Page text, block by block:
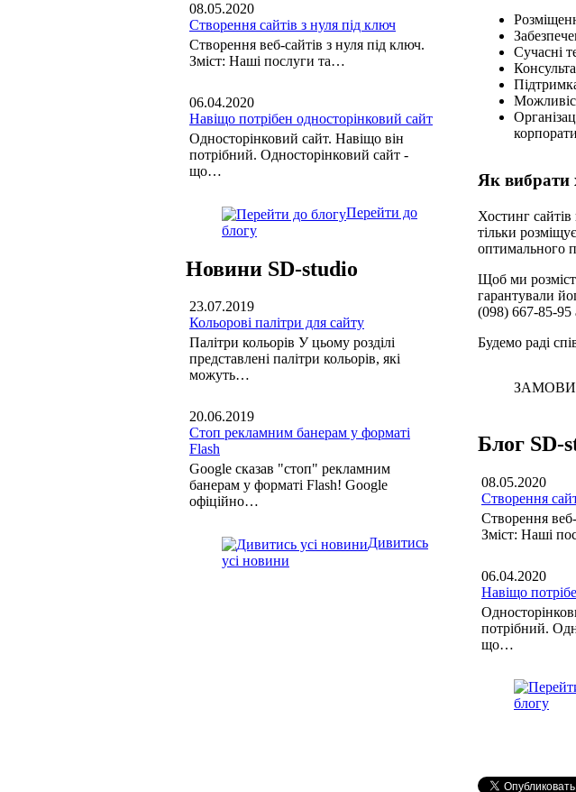
Сучасні
Як вибрати
Хостинг
тільки
оптимального
Щоб ми
гарантували
(098) 667-85-
Будемо раді
Блог SD-
08.05.2020
Створення
Створення
Зміст: Наші
06.04.2020
Навіщо
потрібний.
що…
блогу
08.05.2020
Створення сайтів з нуля під ключ
Створення веб-сайтів з нуля під ключ.
Зміст: Наші послуги та…
06.04.2020
Навіщо потрібен односторінковий сайт
Односторінковий сайт. Навіщо він
потрібний. Односторінковий сайт -
що…
Перейти до
блогу
Новини SD-studio
23.07.2019
Кольорові палітри для сайту
Палітри кольорів У цьому розділі
представлені палітри кольорів, які
можуть…
20.06.2019
Стоп рекламним банерам у форматі
Flash
Google сказав "стоп" рекламним
банерам у форматі Flash! Google
офіційно…
Дивитись
усі новини